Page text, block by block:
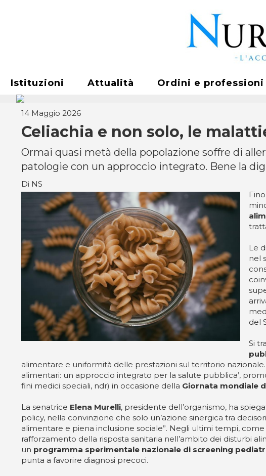
Istituzioni Attualità Ordini e professioni
14 Maggio 2026
Celiachia e non solo, le
Ormai quasi metà della popolazione soffre di
patologie con un approccio integrato. Bene la
Di NS
Le
nel
del
Si
alimentare e uniformità delle prestazioni sul territorio
alimentari: un approccio integrato per la salute pubblica’,
fini medici speciali, ndr) in occasione della Giornata mondiale
La senatrice Elena Murelli, presidente dell’organismo, ha
policy, nella convinzione che solo un’azione sinergica tra
alimentare e piena inclusione sociale”. Negli ultimi tempi,
rafforzamento della risposta sanitaria nell’ambito dei disturbi
un programma sperimentale nazionale di screening
punta a favorire diagnosi precoci.